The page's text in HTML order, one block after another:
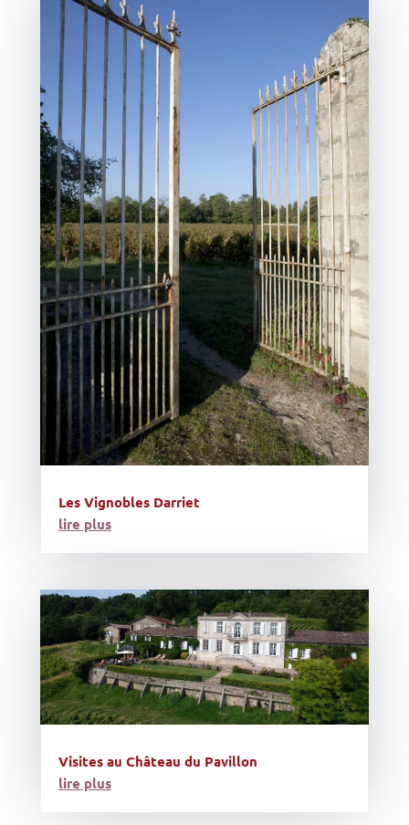
Les Vignobles Darriet
lire plus
Visites au Château du Pavillon
lire plus